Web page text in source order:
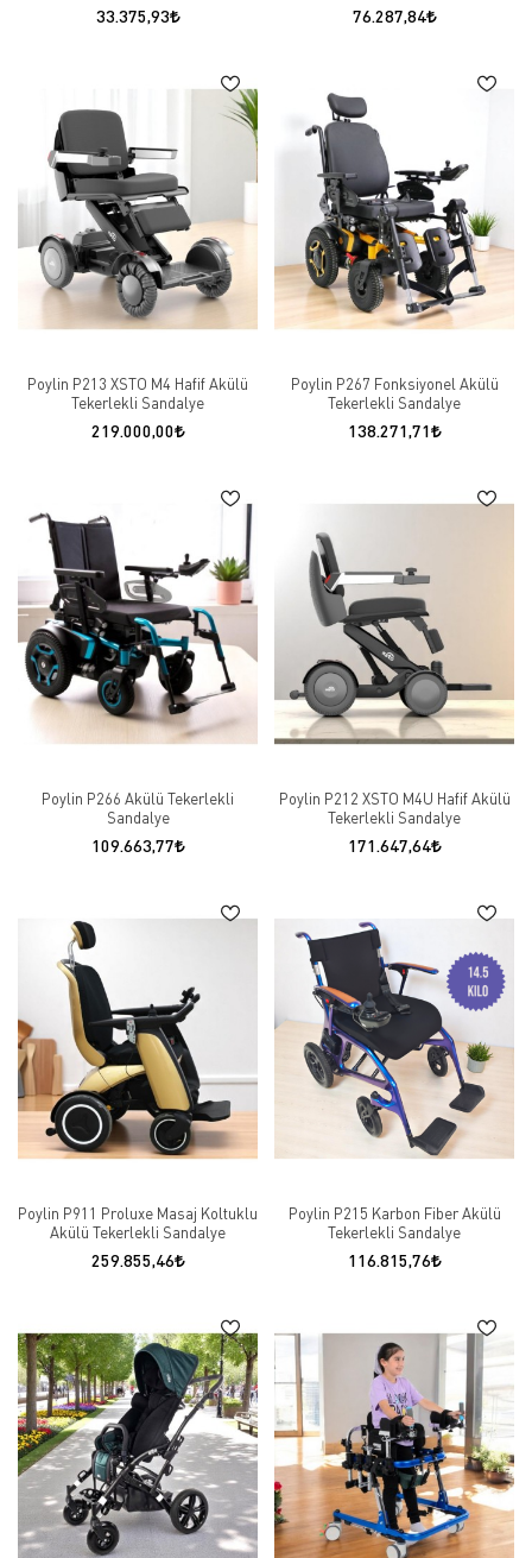
33.375,93 76.287,84
Poylin P213 XSTO M4 Hafif Akülü
Tekerlekli Sandalye
219.000,00
Poylin P267 Fonksiyonel Akülü
Tekerlekli Sandalye
138.271,71
Poylin P266 Akülü Tekerlekli
Sandalye
109.663,77
Poylin P212 XSTO M4U Hafif Akülü
Tekerlekli Sandalye
171.647,64
Poylin P911 Proluxe Masaj Koltuklu
Akülü Tekerlekli Sandalye
259.855,46
Poylin P215 Karbon Fiber Akülü
Tekerlekli Sandalye
116.815,76